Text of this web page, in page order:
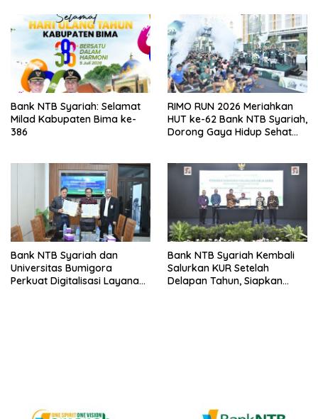
Bank NTB Syariah: Selamat
Milad Kabupaten Bima ke-
386
RIMO RUN 2026 Meriahkan
HUT ke-62 Bank NTB Syariah,
Dorong Gaya Hidup Sehat
Bank NTB Syariah dan
Universitas Bumigora
Perkuat Digitalisasi Layanan
Bank NTB Syariah Kembali
Salurkan KUR Setelah
Delapan Tahun, Siapkan